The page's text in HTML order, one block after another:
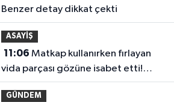
Benzer detay dikkat çekti
ASAYİŞ
11:06
vida parçası gözüne isabet etti!
“Gözlük kullanmadım, böyle oldu”
GÜNDEM